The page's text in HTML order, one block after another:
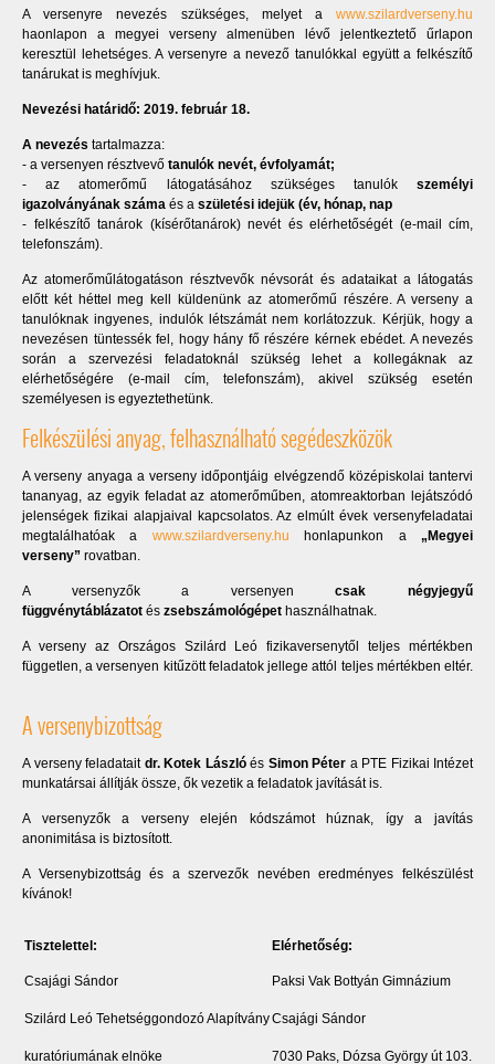
A versenyre nevezés szükséges, melyet a www.szilardverseny.hu
haonlapon a megyei verseny almenüben lévő jelentkeztető űrlapon
keresztül lehetséges. A versenyre a nevező tanulókkal együtt a felkészítő
tanárukat is meghívjuk.
Nevezési határidő: 2019. február 18.
A nevezés tartalmazza:
- a versenyen résztvevő tanulók nevét, évfolyamát;
- az atomerőmű látogatásához szükséges tanulók személyi
igazolványának száma és a születési idejük (év, hónap, nap
- felkészítő tanárok (kísérőtanárok) nevét és elérhetőségét (e-mail cím,
telefonszám).
Az atomerőműlátogatáson résztvevők névsorát és adataikat a látogatás
előtt két héttel meg kell küldenünk az atomerőmű részére. A verseny a
tanulóknak ingyenes, indulók létszámát nem korlátozzuk. Kérjük, hogy a
nevezésen tüntessék fel, hogy hány fő részére kérnek ebédet. A nevezés
során a szervezési feladatoknál szükség lehet a kollegáknak az
elérhetőségére (e-mail cím, telefonszám), akivel szükség esetén
személyesen is egyeztethetünk.
Felkészülési anyag, felhasználható segédeszközök
A verseny anyaga a verseny időpontjáig elvégzendő középiskolai tantervi
tananyag, az egyik feladat az atomerőműben, atomreaktorban lejátszódó
jelenségek fizikai alapjaival kapcsolatos. Az elmúlt évek versenyfeladatai
megtalálhatóak a www.szilardverseny.hu honlapunkon a „Megyei
verseny” rovatban.
A versenyzők a versenyencsak négyjegyű
függvénytáblázatot és zsebszámológépet használhatnak.
A verseny az Országos Szilárd Leó fizikaversenytől teljes mértékben
független, a versenyen kitűzött feladatok jellege attól teljes mértékben eltér.
A versenybizottság
A verseny feladatait dr. Kotek Lászlóés Simon Péter a PTE Fizikai Intézet
munkatársai állítják össze, ők vezetik a feladatok javítását is.
A versenyzők a verseny elején kódszámot húznak, így a javítás
anonimitása is biztosított.
A Versenybizottság és a szervezők nevében eredményes felkészülést
kívánok!
Tisztelettel:
Csajági Sándor
Szilárd Leó Tehetséggondozó Alapítvány
kuratóriumának elnöke
Elérhetőség:
Paksi Vak Bottyán Gimnázium
Csajági Sándor
7030 Paks, Dózsa György út 103.